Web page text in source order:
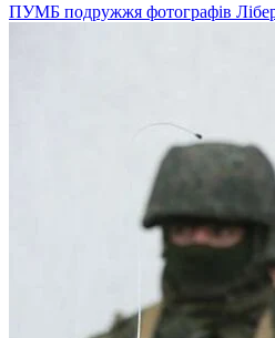
ПУМБ подружжя фотографів